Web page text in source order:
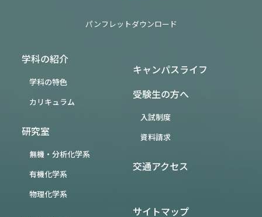
パンフレットダウンロード
学科の紹介
学科の特色
カリキュラム
研究室
無機・分析化学系
有機化学系
物理化学系
キャンパスライフ
受験生の方へ
入試制度
資料請求
交通アクセス
サイトマップ